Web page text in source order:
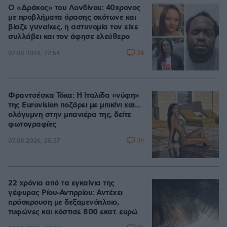
Ο «Δράκος» του Λονδίνου: 40χρονος
με προβλήματα όρασης σκότωνε και
βίαζε γυναίκες, η αστυνομία τον είχε
συλλάβει και τον άφησε ελεύθερο
07.08.2026, 22:54 34
Φραντσέσκα Τόκα: Η Ιταλίδα «νύφη»
της Eurovision ποζάρει με μπικίνι και...
ολόγυμνη στην μπανιέρα της, δείτε
φωτογραφίες
07.08.2026, 20:57 36
22 χρόνια από τα εγκαίνια της
γέφυρας Ρίου-Αντιρρίου: Αντέχει
πρόσκρουση με δεξαμενόπλοιο,
τυφώνες και κόστισε 800 εκατ. ευρώ